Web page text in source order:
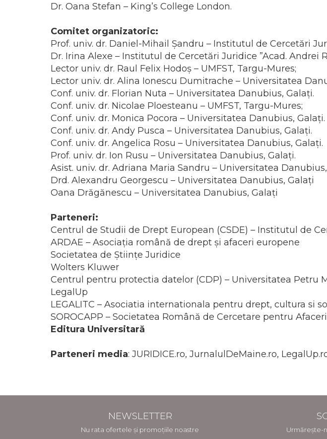
Dr. Oana Stefan – King’s College London.
Comitet organizatoric:
Prof. univ. dr. Daniel-Mihail Şandru – Institutul de Cercetări
Dr. Irina Alexe – Institutul de Cercetări Juridice ”Acad. Andrei
Lector univ. dr. Raul Felix Hodoș – UMFST, Targu-Mures;
Lector univ. dr. Alina Ionescu Dumitrache – Universitatea
Conf. univ. dr. Florian Nuta – Universitatea Danubius, Galați.
Conf. univ. dr. Nicolae Ploesteanu – UMFST, Targu-Mures;
Conf. univ. dr. Monica Pocora – Universitatea Danubius, Galați.
Conf. univ. dr. Andy Pusca – Universitatea Danubius, Galați.
Conf. univ. dr. Angelica Rosu – Universitatea Danubius, Galați.
Prof. univ. dr. Ion Rusu – Universitatea Danubius, Galați.
Asist. univ. dr. Adriana Maria Sandru – Universitatea
Drd. Alexandru Georgescu – Universitatea Danubius, Galați
Oana Drăgănescu – Universitatea Danubius, Galați
Parteneri:
Centrul de Studii de Drept European (CSDE) – Institutul de
ARDAE – Asociația română de drept și afaceri europene
Societatea de Științe Juridice
Wolters Kluwer
Centrul pentru protectia datelor (CDP) – Universitatea Petru
LegalUp
LEGALITC – Asociatia internationala pentru drept, cultura si
SOROCAPP – Societatea Română de Cercetare pentru
Editura Universitară
Parteneri media: JURIDICE.ro, JurnalulDeMaine.ro,
NEWSLETTER
Nu rata ofertele și promoțiile noastre Urmărește-